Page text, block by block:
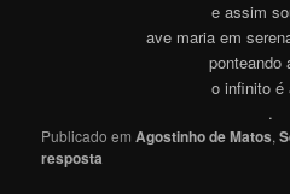
e assim
ave maria em
ponteando
o infinito é
.
Publicado em Agostinho de Matos,
resposta